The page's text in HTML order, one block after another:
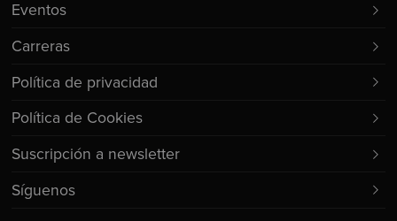
Eventos
Carreras
Política de privacidad
Política de Cookies
Suscripción a newsletter
Síguenos